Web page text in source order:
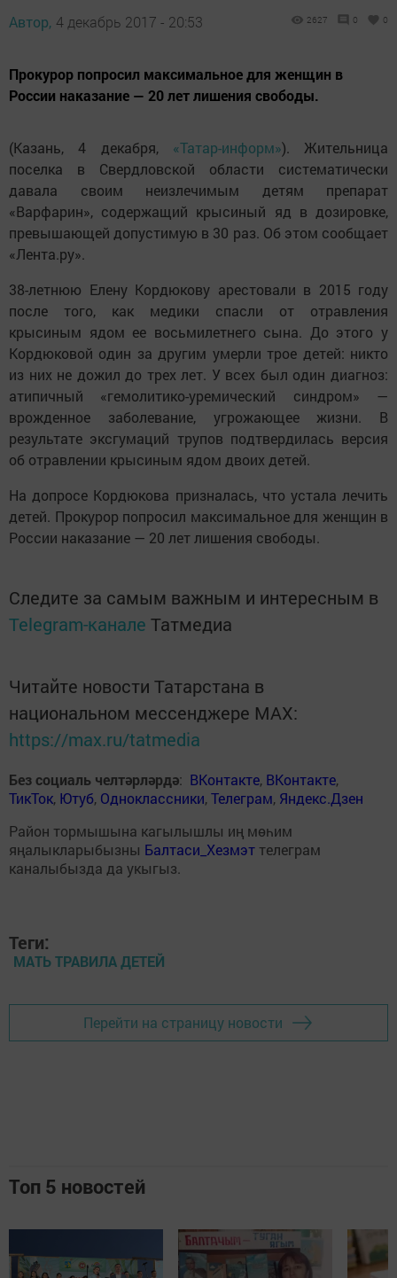
Автор, 4 декабрь 2017 - 20:53 2627 0 0
Прокурор попросил максимальное для женщин в
России наказание — 20 лет лишения свободы.
(Казань, 4 декабря, «Татар-информ»). Жительница
поселка в Свердловской области систематически
давала своим неизлечимым детям препарат
«Варфарин», содержащий крысиный яд в дозировке,
превышающей допустимую в 30 раз. Об этом сообщает
«Лента.ру».
38-летнюю Елену Кордюкову арестовали в 2015 году
после того, как медики спасли от отравления
крысиным ядом ее восьмилетнего сына. До этого у
Кордюковой один за другим умерли трое детей: никто
из них не дожил до трех лет. У всех был один диагноз:
атипичный «гемолитико-уремический синдром» —
врожденное заболевание, угрожающее жизни. В
результате эксгумаций трупов подтвердилась версия
об отравлении крысиным ядом двоих детей.
На допросе Кордюкова призналась, что устала лечить
детей. Прокурор попросил максимальное для женщин в
России наказание — 20 лет лишения свободы.
Следите за самым важным и интересным в
Telegram-канале Татмедиа
Читайте новости Татарстана в
национальном мессенджере MАХ:
https://max.ru/tatmedia
Без социаль челтәрләрдә: ВКонтакте, ВКонтакте,
ТикТок, Ютуб, Одноклассники,Телеграм, Яндекс.Дзен
Район тормышына кагылышлы иң мөһим
яңалыкларыбызны Балтаси_Хезмэт телеграм
каналыбызда да укыгыз.
Теги:
МАТЬ ТРАВИЛА ДЕТЕЙ
Перейти на страницу новости
Топ 5 новостей